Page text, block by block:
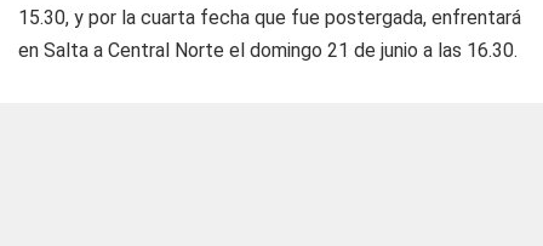
15.30, y por la cuarta fecha que fue postergada, enfrentará
en Salta a Central Norte el domingo 21 de junio a las 16.30.